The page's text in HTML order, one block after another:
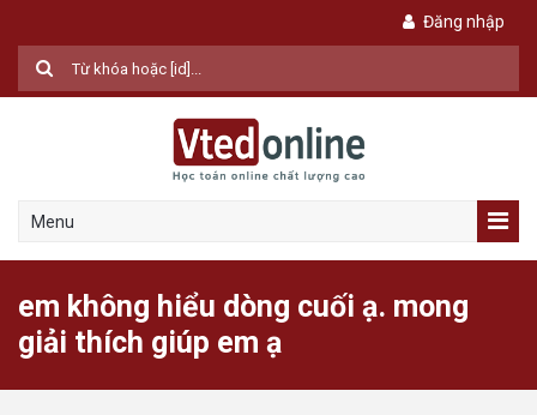
Đăng nhập
Menu
em không hiểu dòng cuối ạ. mong
giải thích giúp em ạ